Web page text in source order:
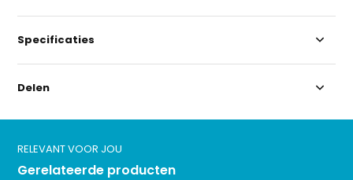
Specificaties
Delen
RELEVANT VOOR JOU
Gerelateerde producten